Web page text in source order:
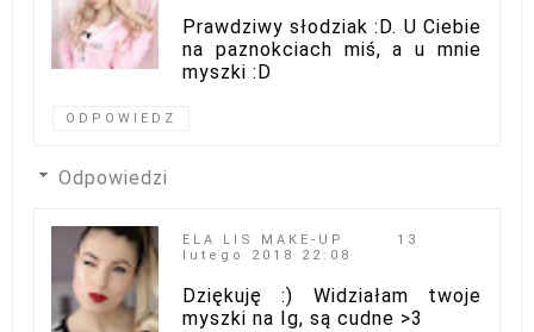
Prawdziwy słodziak :D. U Ciebie
na paznokciach miś, a u mnie
myszki :D
ODPOWIEDZ
Odpowiedzi
ELA LIS MAKE-UP
13
lutego 2018 22:08
Dziękuję :) Widziałam twoje
myszki na Ig, są cudne >3